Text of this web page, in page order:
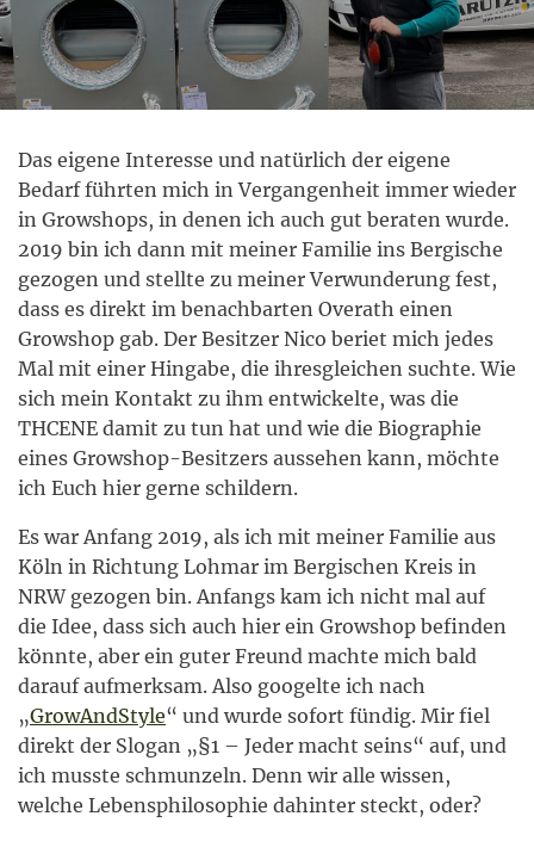
Das eigene Interesse und natürlich der eigene
Bedarf führten mich in Vergangenheit immer wieder
in Growshops, in denen ich auch gut beraten wurde.
2019 bin ich dann mit meiner Familie ins Bergische
gezogen und stellte zu meiner Verwunderung fest,
dass es direkt im benachbarten Overath einen
Growshop gab. Der Besitzer Nico beriet mich jedes
Mal mit einer Hingabe, die ihresgleichen suchte. Wie
sich mein Kontakt zu ihm entwickelte, was die
THCENE damit zu tun hat und wie die Biographie
eines Growshop-Besitzers aussehen kann, möchte
ich Euch hier gerne schildern.
Es war Anfang 2019, als ich mit meiner Familie aus
Köln in Richtung Lohmar im Bergischen Kreis in
NRW gezogen bin. Anfangs kam ich nicht mal auf
die Idee, dass sich auch hier ein Growshop befinden
könnte, aber ein guter Freund machte mich bald
darauf aufmerksam. Also googelte ich nach
„GrowAndStyle“ und wurde sofort fündig. Mir fiel
direkt der Slogan „§1 – Jeder macht seins“ auf, und
ich musste schmunzeln. Denn wir alle wissen,
welche Lebensphilosophie dahinter steckt, oder?